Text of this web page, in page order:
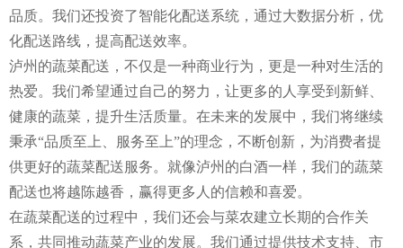
品质。我们还投资了智能化配送系统，通过大数据分析，优
化配送路线，提高配送效率。
泸州的蔬菜配送，不仅是一种商业行为，更是一种对生活的
热爱。我们希望通过自己的努力，让更多的人享受到新鲜、
健康的蔬菜，提升生活质量。在未来的发展中，我们将继续
秉承“品质至上、服务至上”的理念，不断创新，为消费者提
供更好的蔬菜配送服务。就像泸州的白酒一样，我们的蔬菜
配送也将越陈越香，赢得更多人的信赖和喜爱。
在蔬菜配送的过程中，我们还会与菜农建立长期的合作关
系，共同推动蔬菜产业的发展。我们通过提供技术支持、市